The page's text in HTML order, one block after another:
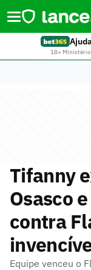
18+
Tifanny
Osasco
contra
Equipe venceu o